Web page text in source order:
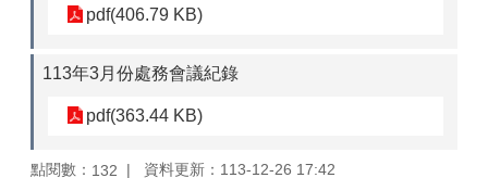
pdf(406.79 KB)
113年3月份處務會議紀錄
pdf(363.44 KB)
點閱數： 132 資料更新：113-12-26 17:42